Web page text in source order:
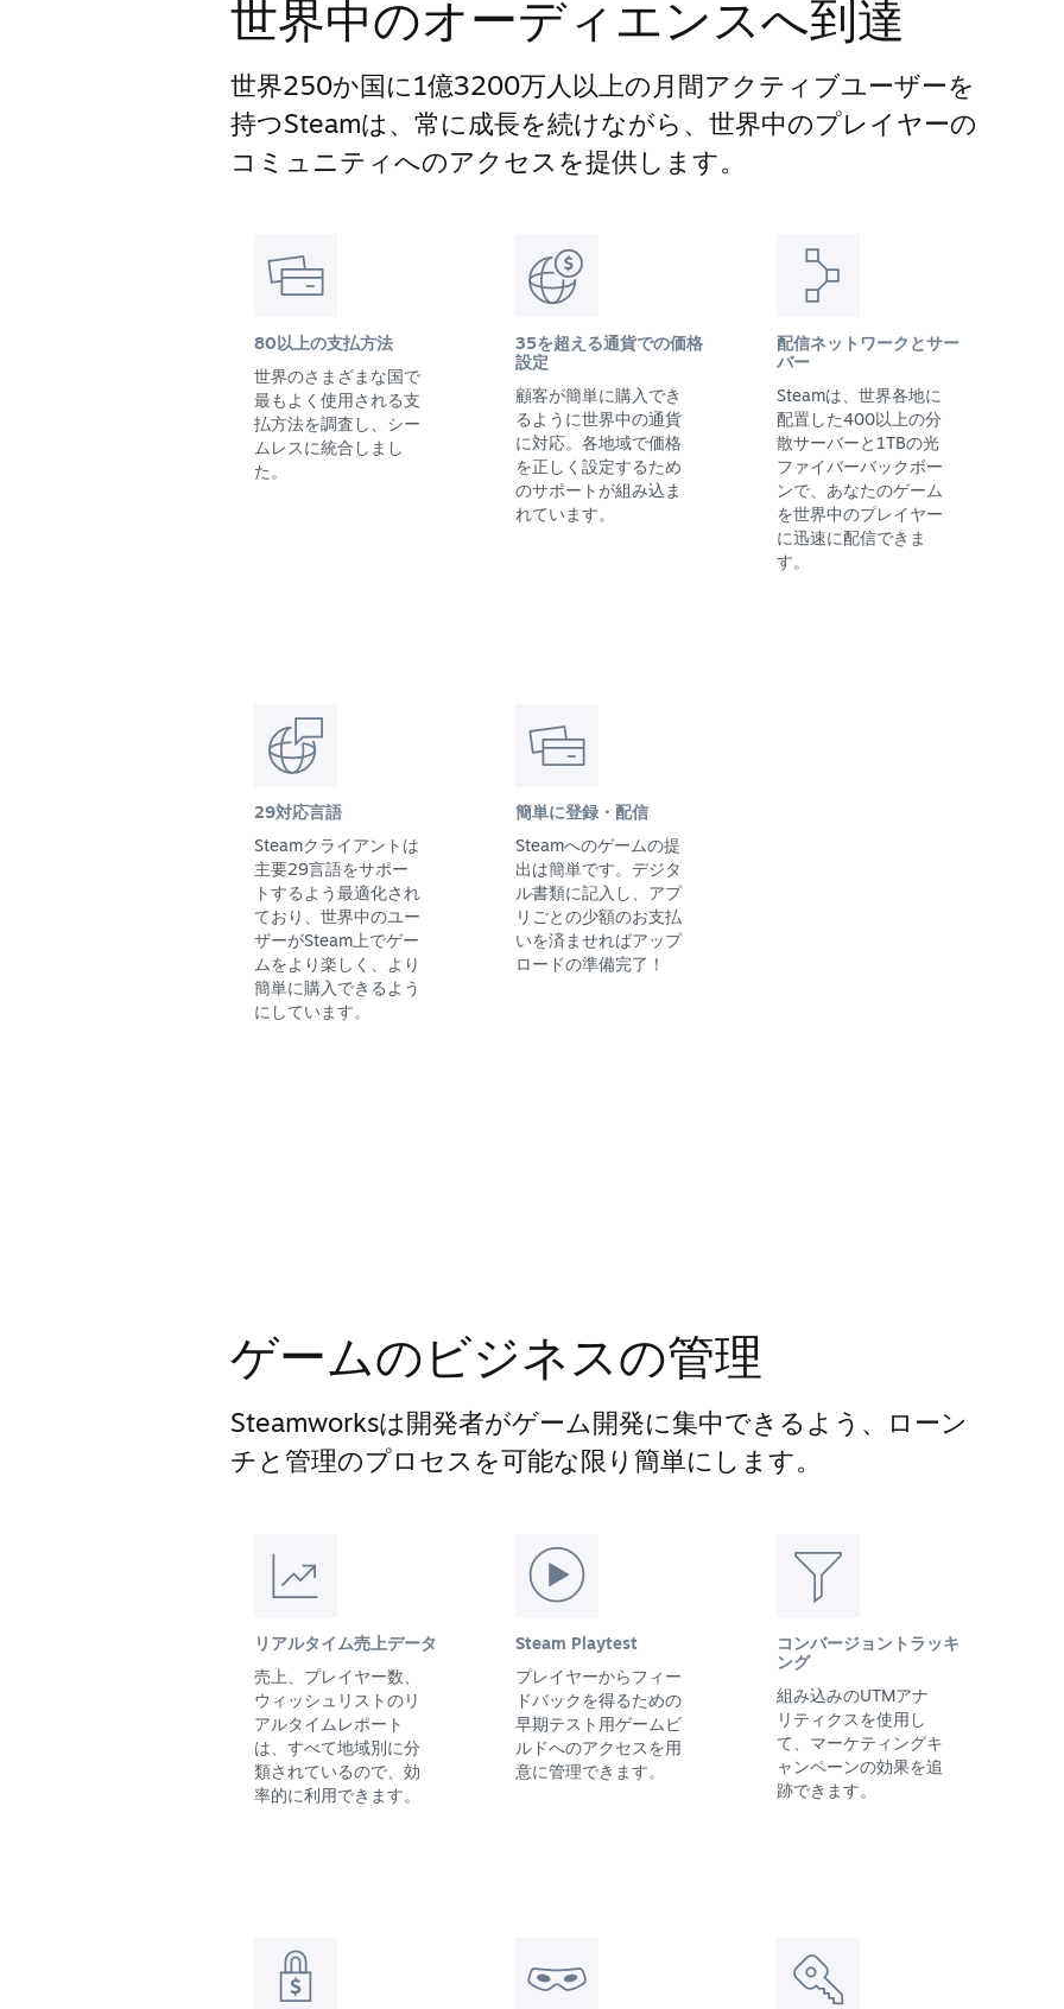
世界中のオーディエンスへ到達
世界250か国に1億3200万人以上の月間アクティブユーザーを
持つSteamは、常に成長を続けながら、世界中のプレイヤーの
コミュニティへのアクセスを提供します。
80以上の支払方法
世界のさまざまな国で
最もよく使用される支
払方法を調査し、シー
ムレスに統合しまし
た。
35を超える通貨での価格
設定
顧客が簡単に購入でき
るように世界中の通貨
に対応。各地域で価格
を正しく設定するため
のサポートが組み込ま
れています。
配信ネットワークとサー
バー
Steamは、世界各地に
配置した400以上の分
散サーバーと1TBの光
ファイバーバックボー
ンで、あなたのゲーム
を世界中のプレイヤー
に迅速に配信できま
す。
29対応言語
Steamクライアントは
主要29言語をサポー
トするよう最適化され
ており、世界中のユー
ザーがSteam上でゲー
ムをより楽しく、より
簡単に購入できるよう
にしています。
簡単に登録・配信
Steamへのゲームの提
出は簡単です。デジタ
ル書類に記入し、アプ
リごとの少額のお支払
いを済ませればアップ
ロードの準備完了！
ゲームのビジネスの管理
Steamworksは開発者がゲーム開発に集中できるよう、ローン
チと管理のプロセスを可能な限り簡単にします。
リアルタイム売上データ
売上、プレイヤー数、
ウィッシュリストのリ
アルタイムレポート
は、すべて地域別に分
類されているので、効
率的に利用できます。
Steam Playtest
プレイヤーからフィー
ドバックを得るための
早期テスト用ゲームビ
ルドへのアクセスを用
意に管理できます。
コンバージョントラッキ
ング
組み込みのUTMアナ
リティクスを使用し
て、マーケティングキ
ャンペーンの効果を追
跡できます。